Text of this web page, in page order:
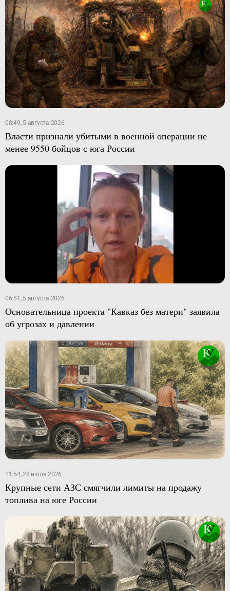
08:49, 5 августа 2026
Власти признали убитыми в военной операции не
менее 9550 бойцов с юга России
06:51, 5 августа 2026
Основательница проекта "Кавказ без матери" заявила
об угрозах и давлении
11:54, 28 июля 2026
Крупные сети АЗС смягчили лимиты на продажу
топлива на юге России